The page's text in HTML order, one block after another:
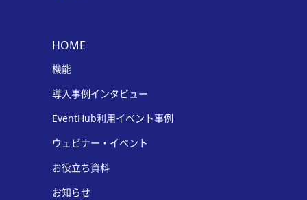
HOME
機能
導入事例インタビュー
EventHub利用イベント事例
ウェビナー・イベント
お役立ち資料
お知らせ